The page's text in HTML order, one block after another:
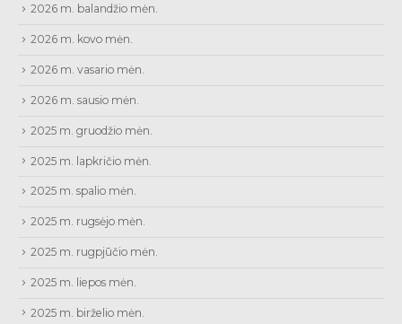
2026 m. balandžio mėn.
2026 m. kovo mėn.
2026 m. vasario mėn.
2026 m. sausio mėn.
2025 m. gruodžio mėn.
2025 m. lapkričio mėn.
2025 m. spalio mėn.
2025 m. rugsėjo mėn.
2025 m. rugpjūčio mėn.
2025 m. liepos mėn.
2025 m. birželio mėn.